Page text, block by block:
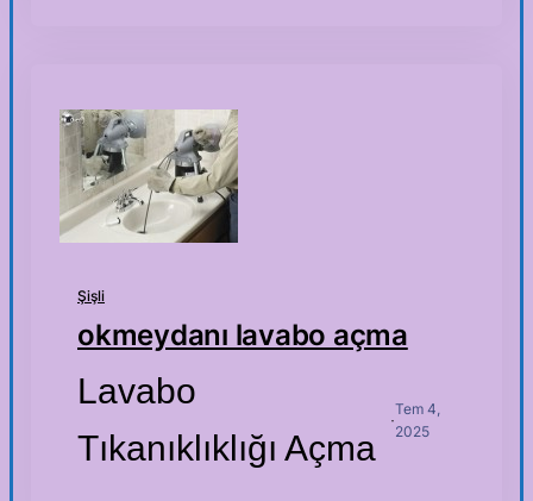
Şişli
okmeydanı lavabo açma
Lavabo
Tıkanıklıklığı Açma
·
Tem 4,
2025